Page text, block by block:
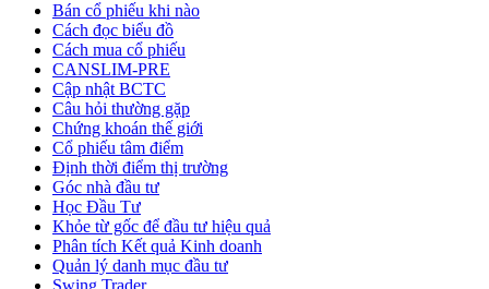
Bán cổ phiếu khi nào
Cách đọc biểu đồ
Cách mua cổ phiếu
CANSLIM-PRE
Cập nhật BCTC
Câu hỏi thường gặp
Chứng khoán thế giới
Cổ phiếu tâm điểm
Định thời điểm thị trường
Góc nhà đầu tư
Học Đầu Tư
Khỏe từ gốc để đầu tư hiệu quả
Phân tích Kết quả Kinh doanh
Quản lý danh mục đầu tư